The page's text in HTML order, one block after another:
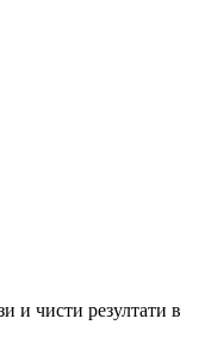
и чисти резултати в